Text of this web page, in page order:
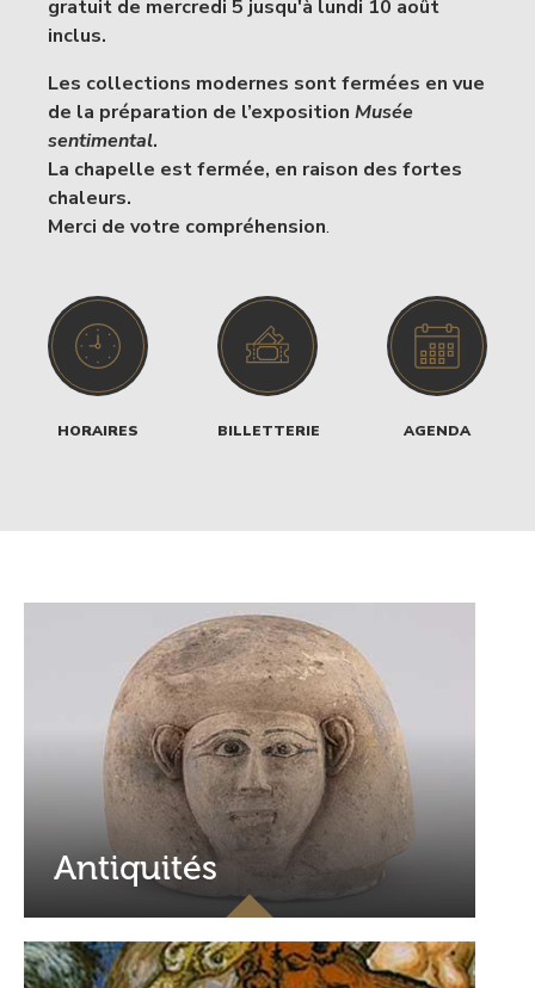
gratuit de mercredi 5 jusqu'à lundi 10 août
inclus.
Les collections modernes sont fermées en vue
de la préparation de l’exposition Musée
sentimental.
La chapelle est fermée, en raison des fortes
chaleurs.
Merci de votre compréhension.
HORAIRES BILLETTERIE AGENDA
Antiquités